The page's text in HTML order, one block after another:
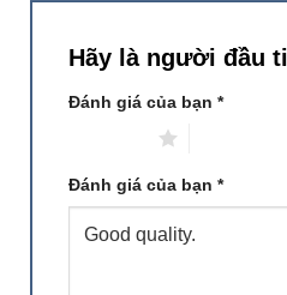
Hãy là người đầu
Đánh giá của bạn *
Đánh giá của bạn *